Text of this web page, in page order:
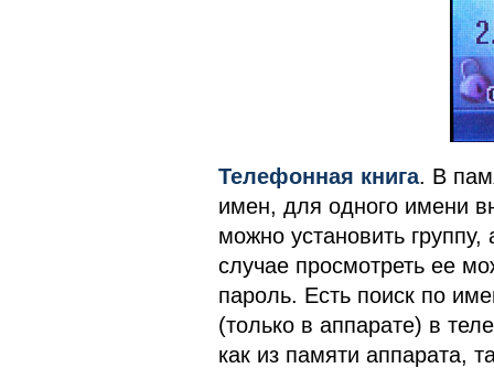
Телефонная книга. В
имен, для одного имени
можно установить
случае просмотреть ее
пароль. Есть поиск по
(только в аппарате) в
как из памяти аппарата,